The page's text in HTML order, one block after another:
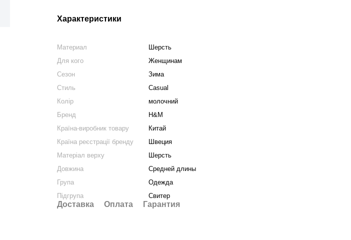
Характеристики
Материал
Шерсть
Для кого
Женщинам
Сезон
Зима
Стиль
Casual
Колір
молочний
Бренд
H&M
Країна-виробник товару
Китай
Країна реєстрації бренду
Швеция
Матеріал верху
Шерсть
Довжина
Средней длины
Група
Одежда
Підгрупа
Свитер
Доставка Оплата Гарантия